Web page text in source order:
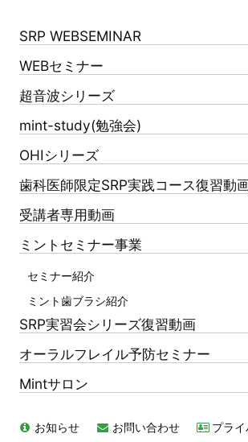
SRP WEBSEMINAR
WEBセミナー
超音波シリーズ
mint-study(勉強会)
OHIシリーズ
歯科医師限定SRP実践コース復習動
受講者専用動画
ミントセミナー事業
セミナー紹介
ミント歯ブラシ紹介
SRP実習会シリーズ復習動画
オーラルフレイル予防セミナー
Mintサロン
お知らせ お問い合わせ プラ